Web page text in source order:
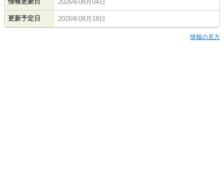
2026年08月04日
更新予定日 2026年08月18日
情報の見方